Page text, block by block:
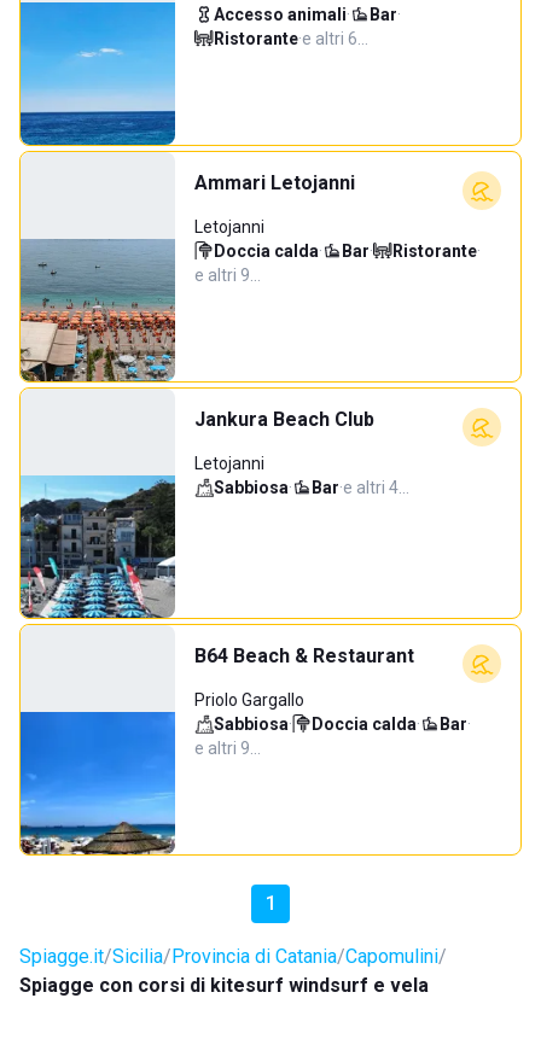
Accesso animali· Bar·
Ristorante·e altri 6…
Ammari Letojanni
Letojanni
Doccia calda· Bar· Ristorante·
e altri 9…
Jankura Beach Club
Letojanni
Sabbiosa· Bar·e altri 4…
B64 Beach & Restaurant
Priolo Gargallo
Sabbiosa· Doccia calda· Bar·
e altri 9…
1
Spiagge.it Sicilia Provincia di Catania Capomulini
Spiagge con corsi di kitesurf windsurf e vela